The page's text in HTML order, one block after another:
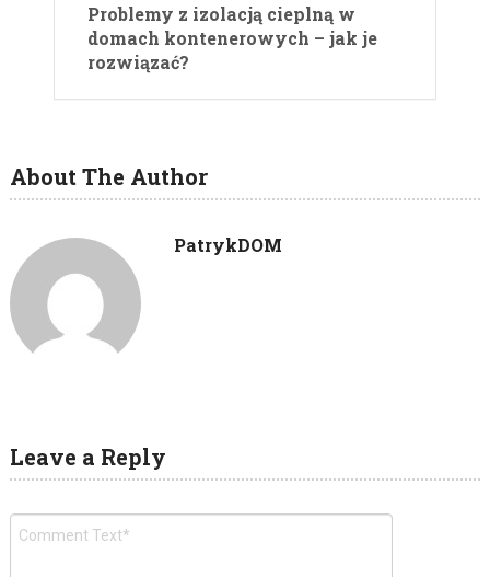
Problemy z izolacją cieplną w
domach kontenerowych – jak je
rozwiązać?
About The Author
PatrykDOM
Leave a Reply